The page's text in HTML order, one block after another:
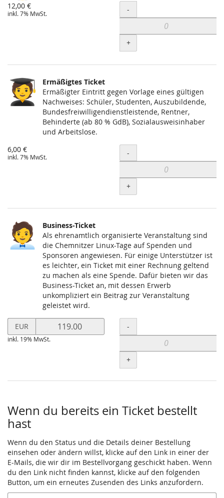
12,00 €
inkl. 7% MwSt. Menge
-
+
Ermäßigtes Ticket
Ermäßigter Eintritt gegen Vorlage eines gültigen
Nachweises: Schüler, Studenten, Auszubildende,
Bundesfreiwilligendienstleistende, Rentner,
Behinderte (ab 80 % GdB), Sozialausweisinhaber
und Arbeitslose.
6,00 €
inkl. 7% MwSt. Menge
-
+
Business-Ticket
Als ehrenamtlich organisierte Veranstaltung sind
die Chemnitzer Linux-Tage auf Spenden und
Sponsoren angewiesen. Für einige Unterstützer ist
es leichter, ein Ticket mit einer Rechnung geltend
zu machen als eine Spende. Dafür bieten wir das
Business-Ticket an, mit dessen Erwerb
unkompliziert ein Beitrag zur Veranstaltung
geleistet wird.
Preis
in
EUR
setzen
EUR
inkl. 19% MwSt.
Menge
-
+
Wenn du bereits ein Ticket bestellt
hast
Wenn du den Status und die Details deiner Bestellung
einsehen oder ändern willst, klicke auf den Link in einer der
E-Mails, die wir dir im Bestellvorgang geschickt haben. Wenn
du den Link nicht finden kannst, klicke auf den folgenden
Button, um ein erneutes Zusenden des Links anzufordern.